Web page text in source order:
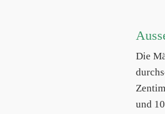
Die
und